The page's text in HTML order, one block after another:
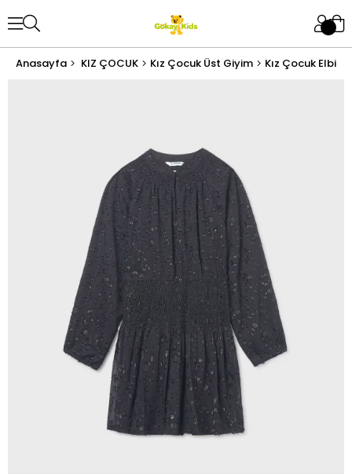
Anasayfa KIZ ÇOCUK Kız Çocuk Üst Giyim Kız Çocuk Elbise